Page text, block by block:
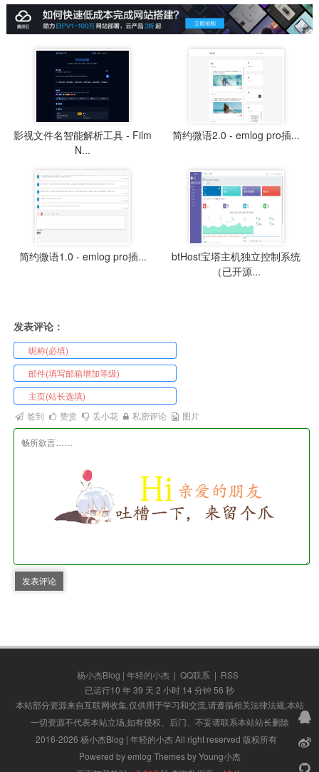
影视文件名智能解析工具 - Film
N...
简约微语2.0 - emlog pro插...
简约微语1.0 - emlog pro插...
btHost宝塔主机独立控制系统
（已开源...
发表评论：
签到 赞赏 丢小花 私密评论 图片
发表评论
杨小杰Blog | 年轻的小杰 | QQ联系 | RSS
已运行10 年 39 天 2 小时 14 分钟 57 秒
本站部分资源来自互联网收集,仅供用于学习和交流,请遵循相关法律法规,本站
一切资源不代表本站立场,如有侵权、后门、不妥请联系本站站长删除
2016-2026 杨小杰Blog | 年轻的小杰 All right reserved 版权所有
Powered by emlog Themes by Young小杰